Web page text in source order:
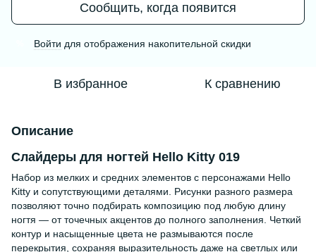
Сообщить, когда появится
Войти для отображения накопительной скидки
В избранное К сравнению
Описание
Слайдеры для ногтей Hello Kitty 019
Набор из мелких и средних элементов с персонажами Hello
Kitty и сопутствующими деталями. Рисунки разного размера
позволяют точно подбирать композицию под любую длину
ногтя — от точечных акцентов до полного заполнения. Четкий
контур и насыщенные цвета не размываются после
перекрытия, сохраняя выразительность даже на светлых или